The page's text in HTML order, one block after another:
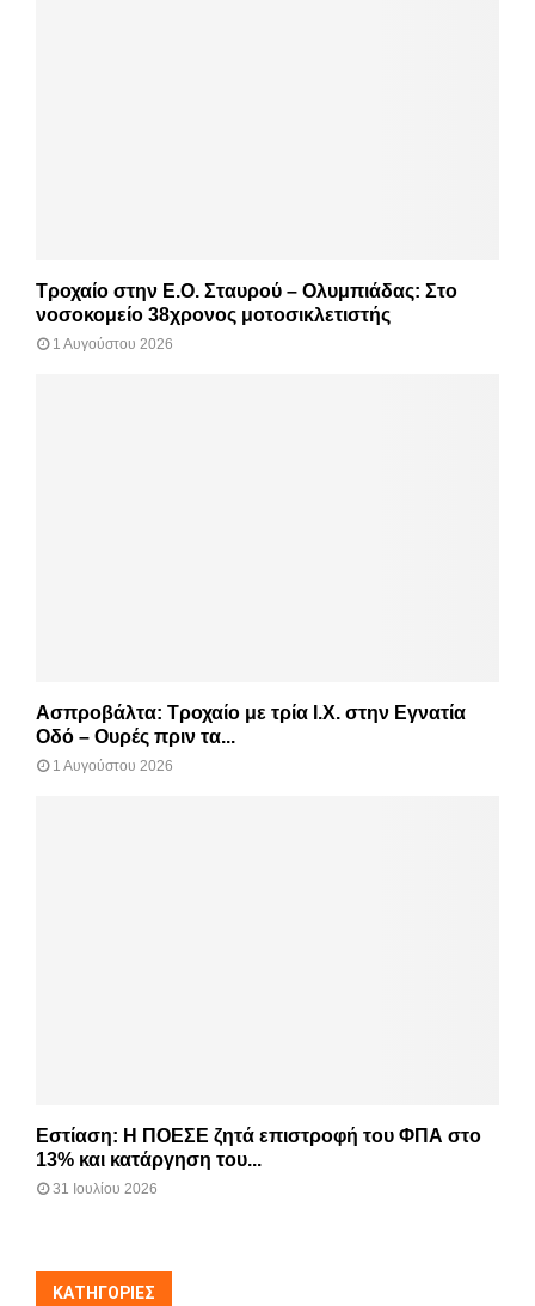
Τροχαίο στην Ε.Ο. Σταυρού – Ολυμπιάδας: Στο
νοσοκομείο 38χρονος μοτοσικλετιστής
1 Αυγούστου 2026
Ασπροβάλτα: Τροχαίο με τρία Ι.Χ. στην Εγνατία
Οδό – Ουρές πριν τα...
1 Αυγούστου 2026
Εστίαση: Η ΠΟΕΣΕ ζητά επιστροφή του ΦΠΑ στο
13% και κατάργηση του...
31 Ιουλίου 2026
KΑΤΗΓΟΡΊΕΣ